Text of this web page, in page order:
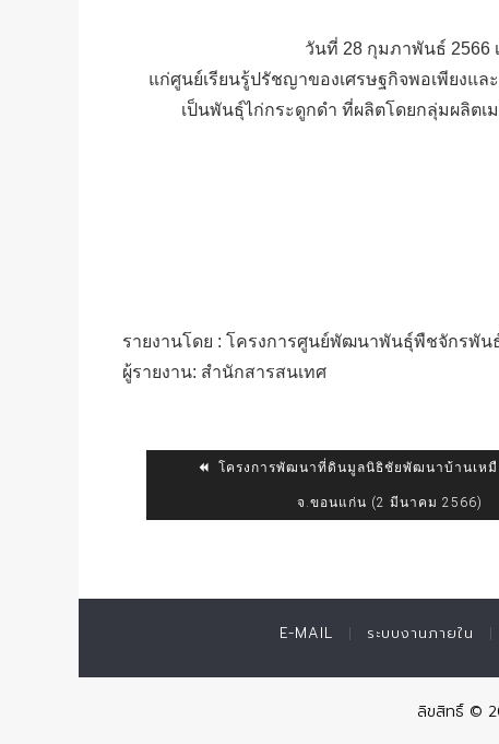
วันที่ 28 กุมภาพันธ์ 2566
แก่ศูนย์เรียนรู้ปรัชญาของเศรษฐกิจพอเพียงแ
เป็นพันธุ์ไก่กระดูกดำ ที่ผลิตโดย​กลุ่มผลิตเ
รายงานโดย : โครงการศูนย์พัฒนาพันธุ์พืชจักรพัน
ผู้รายงาน: สำนักสารสนเทศ
โครงการพัฒนาที่ดินมูลนิธิชัยพัฒนาบ้านเหมื
จ.ขอนแก่น (2 มีนาคม 2566)
E-MAIL ระบบงานภายใน
ลิขสิทธิ์ ©